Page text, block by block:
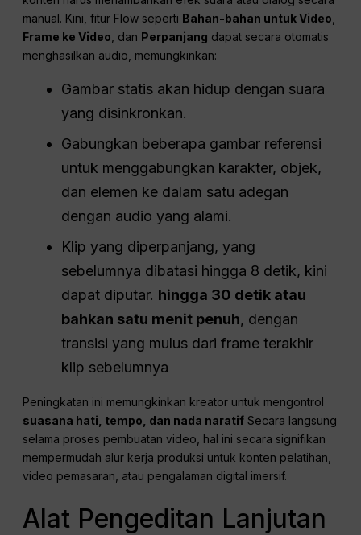
manual. Kini, fitur Flow seperti Bahan-bahan untuk Video
Frame ke Video , dan Perpanjang dapat secara otomatis
menghasilkan audio, memungkinkan:
Gambar statis akan hidup dengan suara
yang disinkronkan.
Gabungkan beberapa gambar referensi
untuk menggabungkan karakter, objek,
dan elemen ke dalam satu adegan
dengan audio yang alami.
Klip yang diperpanjang, yang
sebelumnya dibatasi hingga 8 detik, kini
dapat diputar. hingga 30 detik atau
bahkan satu menit penuh, dengan
transisi yang mulus dari frame terakhir
klip sebelumnya
Peningkatan ini memungkinkan kreator untuk mengontrol
suasana hati, tempo, dan nada naratif Secara langsung
selama proses pembuatan video, hal ini secara signifikan
mempermudah alur kerja produksi untuk konten pelatihan,
video pemasaran, atau pengalaman digital imersif.
Alat Pengeditan Lanjutan